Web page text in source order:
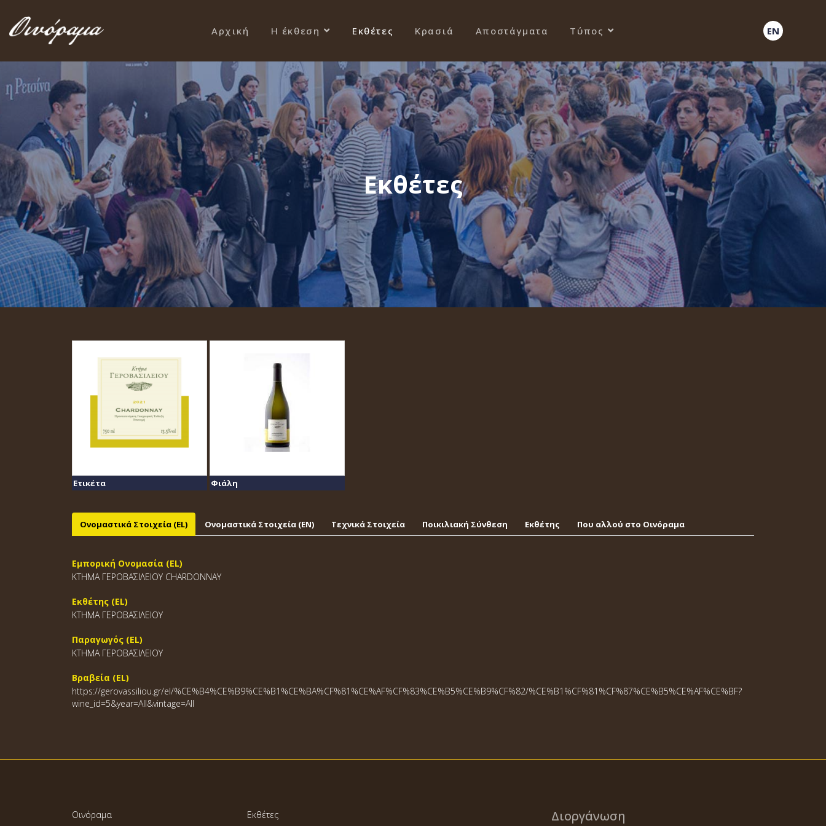
Αρχική Η έκθεση Εκθέτες Κρασιά Αποστάγματα Τύπος EN
Εκθέτες
Ετικέτα Φιάλη
Ονομαστικά Στοιχεία (EL) Ονομαστικά Στοιχεία (EΝ) Τεχνικά Στοιχεία Ποικιλιακή Σύνθεση Εκθέτης Που αλλού στο Οινόραμα
Εμπορική Ονομασία (EL)
ΚΤΗΜΑ ΓΕΡΟΒΑΣΙΛΕΙΟΥ CHARDONNAY
Εκθέτης (EL)
ΚΤΗΜΑ ΓΕΡΟΒΑΣΙΛΕΙΟΥ
Παραγωγός (EL)
ΚΤΗΜΑ ΓΕΡΟΒΑΣΙΛΕΙΟΥ
Βραβεία (EL)
https://gerovassiliou.gr/el/%CE%B4%CE%B9%CE%B1%CE%BA%CF%81%CE%AF%CF%83%CE%B5%CE%B9%CF%82/%CE%B1%CF%81%CF%87%CE%B5%CE%AF%CE%BF?
wine_id=5&year=All&vintage=All
Οινόραμα Εκθέτες Διοργάνωση